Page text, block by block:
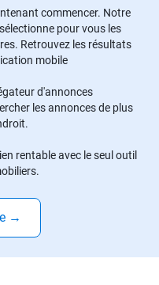
commencer. Notre
pour vous les
Retrouvez les résultats
mobile
d'annonces
les annonces de plus
rentable avec le seul outil
→